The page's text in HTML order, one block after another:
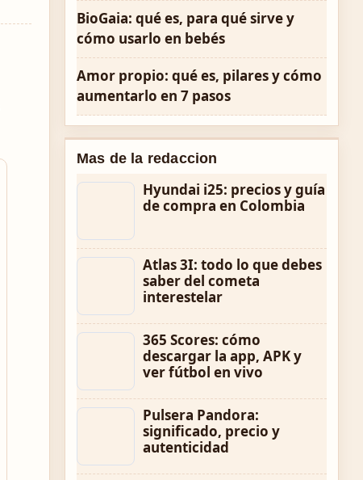
BioGaia: qué es, para qué sirve y
cómo usarlo en bebés
Amor propio: qué es, pilares y cómo
aumentarlo en 7 pasos
Mas de la redaccion
Hyundai i25: precios y guía
de compra en Colombia
Atlas 3I: todo lo que debes
saber del cometa
interestelar
365 Scores: cómo
descargar la app, APK y
ver fútbol en vivo
Pulsera Pandora:
significado, precio y
autenticidad